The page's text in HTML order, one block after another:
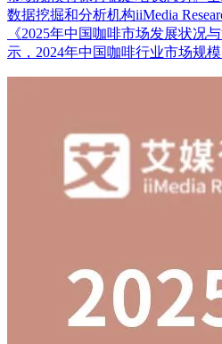
数据挖掘和分析机构iiMedia
《2025年中国咖啡市场发展状况
示，2024年中国咖啡行业市场规